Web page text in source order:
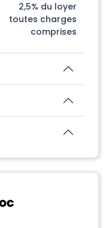
2,5% du loyer
toutes charges
comprises